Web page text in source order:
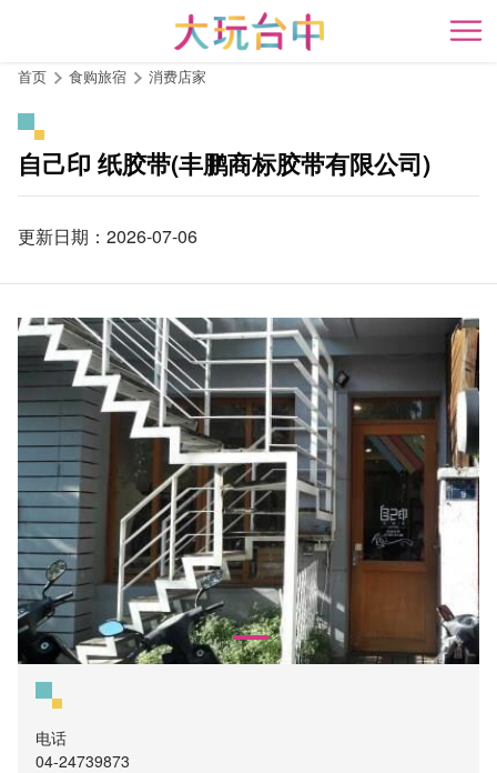
开
首页 食购旅宿 消费店家
自己印 纸胶带(丰鹏商标胶带有限公司)
更新日期：2026-07-06
电话
04-24739873